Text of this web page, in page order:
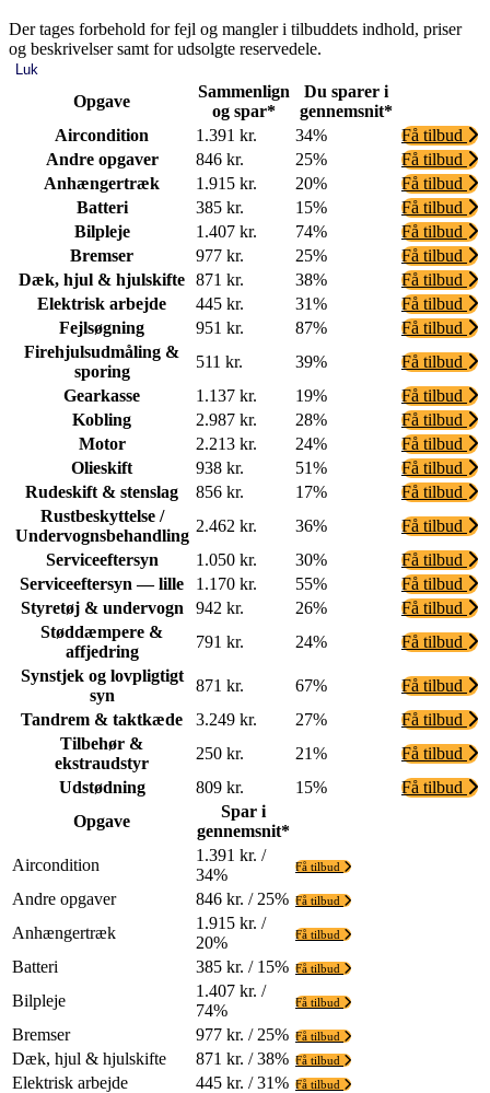
Der tages forbehold for fejl og mangler i tilbuddets indhold, priser
og beskrivelser samt for udsolgte reservedele.
Luk
Opgave
Sammenlign
og spar*
Du sparer i
gennemsnit*
Aircondition
1.391 kr. 34%
Få tilbud
Andre opgaver
846 kr. 25%
Få tilbud
Anhængertræk
1.915 kr. 20%
Få tilbud
Batteri
385 kr. 15%
Få tilbud
Bilpleje
1.407 kr. 74%
Få tilbud
Bremser
977 kr. 25%
Få tilbud
Dæk, hjul & hjulskifte 871 kr. 38%
Få tilbud
Elektrisk arbejde
445 kr. 31%
Få tilbud
Fejlsøgning
951 kr. 87%
Få tilbud
Firehjulsudmåling &
sporing
511 kr. 39%
Få tilbud
Gearkasse
1.137 kr. 19%
Få tilbud
Kobling
2.987 kr. 28%
Få tilbud
Motor
2.213 kr. 24%
Få tilbud
Olieskift
938 kr. 51%
Få tilbud
Rudeskift & stenslag
856 kr. 17%
Få tilbud
Rustbeskyttelse /
Undervognsbehandling
2.462 kr. 36%
Få tilbud
Serviceeftersyn
1.050 kr. 30%
Få tilbud
Serviceeftersyn — lille
1.170 kr. 55%
Få tilbud
Styretøj & undervogn
942 kr. 26%
Få tilbud
Støddæmpere &
affjedring
791 kr. 24%
Få tilbud
Synstjek og lovpligtigt
syn
871 kr. 67%
Få tilbud
Tandrem & taktkæde
3.249 kr. 27%
Få tilbud
Tilbehør &
ekstraudstyr
250 kr. 21%
Få tilbud
Udstødning
809 kr. 15%
Få tilbud
Opgave
Spar i
gennemsnit*
Aircondition
1.391 kr. /
34%
Få tilbud
Andre opgaver 846 kr. / 25% Få tilbud
Anhængertræk
1.915 kr. /
20%
Få tilbud
Batteri 385 kr. / 15% Få tilbud
Bilpleje
1.407 kr. /
74%
Få tilbud
Bremser 977 kr. / 25% Få tilbud
Dæk, hjul & hjulskifte 871 kr. / 38% Få tilbud
Elektrisk arbejde 445 kr. / 31% Få tilbud